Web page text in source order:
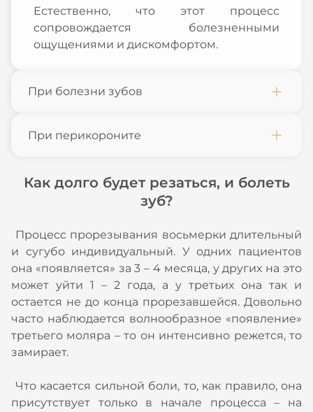
Естественно, что этот процесс
сопровождается болезненными
ощущениями и дискомфортом.
При болезни зубов
При перикороните
Как долго будет резаться, и болеть
зуб?
Процесс прорезывания восьмерки длительный
и сугубо индивидуальный. У одних пациентов
она «появляется» за 3 – 4 месяца, у других на это
может уйти 1 – 2 года, а у третьих она так и
остается не до конца прорезавшейся. Довольно
часто наблюдается волнообразное «появление»
третьего моляра – то он интенсивно режется, то
замирает.
Что касается сильной боли, то, как правило, она
присутствует только в начале процесса – на